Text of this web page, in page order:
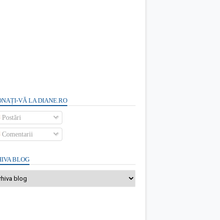
VĂ LA DIANE.RO
Postări
Comentarii
BLOG